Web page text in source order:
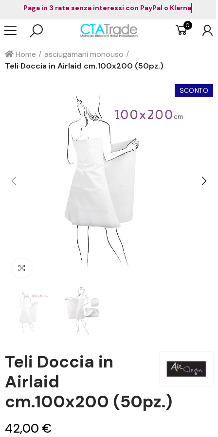
Paga in 3 rate senza interessi con PayPal o Klarna
0
Home
asciugamani monouso
Teli Doccia in Airlaid cm.100x200 (50pz.)
SCONTO
Clicca per ingrandire
Teli Doccia in
Airlaid
cm.100x200 (50pz.)
42,00 €